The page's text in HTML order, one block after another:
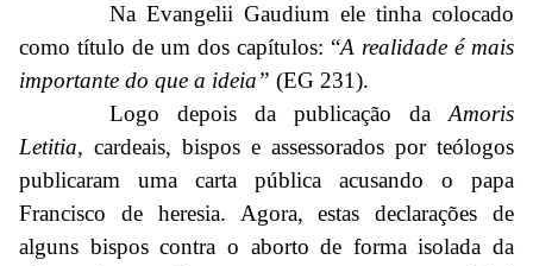
Na Evangelii Gaudium ele tinha colocado
como título de um dos capítulos: “A realidade é mais
importante do que a ideia” (EG 231).
Logo depois da publicação da Amoris
Letitia, cardeais, bispos e assessorados por teólogos
publicaram uma carta pública acusando o papa
Francisco de heresia. Agora, estas declarações de
alguns bispos contra o aborto de forma isolada da